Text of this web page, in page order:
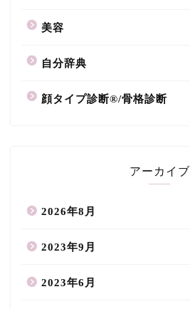
美容
自分辞典
顔タイプ診断®/骨格診断
アーカイブ
2026年8月
2023年9月
2023年6月